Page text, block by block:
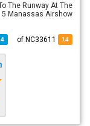
The Runway At The
Manassas Airshow
14